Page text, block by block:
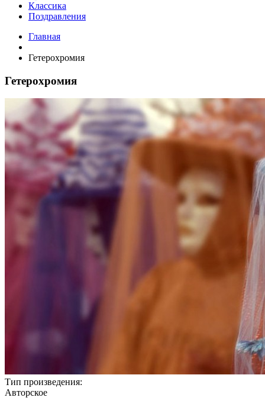
Классика
Поздравления
Главная
Гетерохромия
Гетерохромия
Тип произведения:
Авторское